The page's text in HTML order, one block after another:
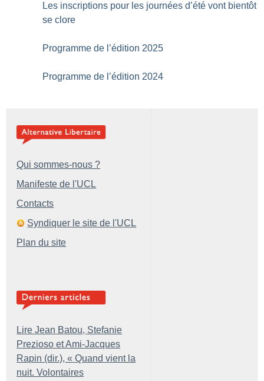
Les inscriptions pour les journées d’été vont bientôt
se clore
Programme de l’édition 2025
Programme de l’édition 2024
Qui sommes-nous ?
Manifeste de l'UCL
Contacts
Syndiquer le site de l'UCL
Plan du site
Lire Jean Batou, Stefanie
Prezioso et Ami-Jacques
Rapin (dir.), « Quand vient la
nuit. Volontaires